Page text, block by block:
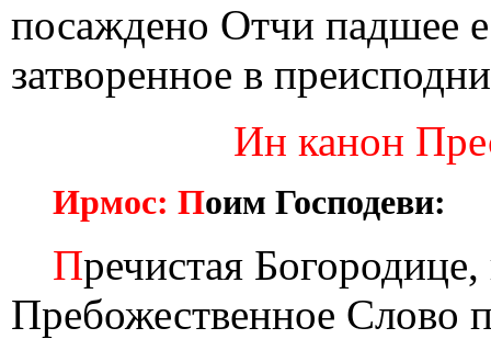
посаждено Отчи падшее
затворенное в
Ин канон
Ирмос: Поим Господеви:
Пречистая
Пребожественное Слово